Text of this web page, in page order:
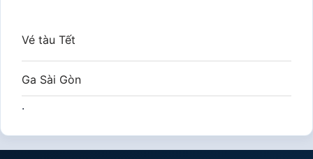
Vé tàu Tết
Ga Sài Gòn
.